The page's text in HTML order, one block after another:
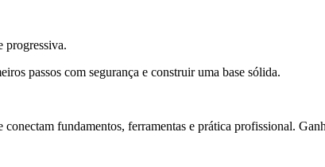
progressiva.
passos com segurança e construir uma base sólida.
fundamentos, ferramentas e prática profissional.